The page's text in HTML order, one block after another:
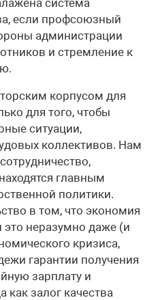
система
если профсоюзный
администрации
и стремление к
корпусом для
для того, чтобы
ситуации,
коллективов. Нам
главным
политики.
в том, что экономия
неразумно даже (и
кризиса,
гарантии получения
зарплату и
как залог качества